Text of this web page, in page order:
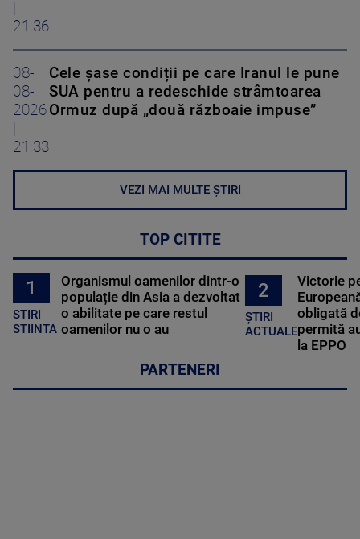
21:36
08-
08-
2026
21:33
Cele șase condiții pe care Iranul le pune
SUA pentru a redeschide strâmtoarea
Ormuz după „două războaie impuse”
VEZI MAI MULTE ȘTIRI
TOP CITITE
1
STIRI
STIINTA
Organismul oamenilor dintr-o
populație din Asia a dezvoltat
o abilitate pe care restul
oamenilor nu o au
2
ȘTIRI
ACTUALE
Victorie
obligată
permită
la EPPO
PARTENERI